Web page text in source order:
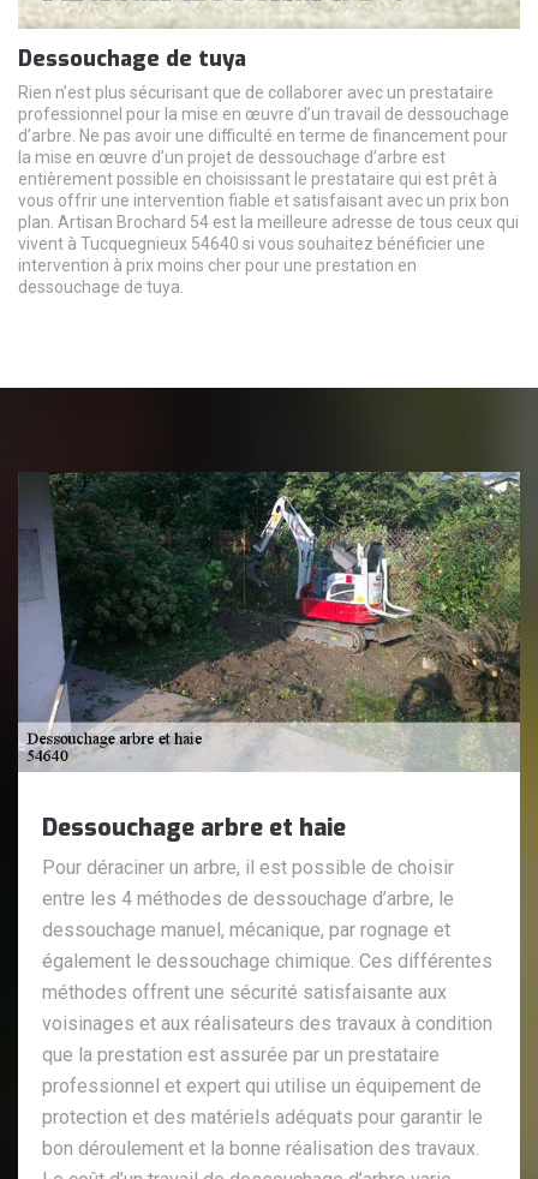
Dessouchage de tuya
Rien n’est plus sécurisant que de collaborer avec un prestataire
professionnel pour la mise en œuvre d’un travail de dessouchage
d’arbre. Ne pas avoir une difficulté en terme de financement pour
la mise en œuvre d’un projet de dessouchage d’arbre est
entièrement possible en choisissant le prestataire qui est prêt à
vous offrir une intervention fiable et satisfaisant avec un prix bon
plan. Artisan Brochard 54 est la meilleure adresse de tous ceux qui
vivent à Tucquegnieux 54640 si vous souhaitez bénéficier une
intervention à prix moins cher pour une prestation en
dessouchage de tuya.
Dessouchage arbre et haie
Pour déraciner un arbre, il est possible de choisir
entre les 4 méthodes de dessouchage d’arbre, le
dessouchage manuel, mécanique, par rognage et
également le dessouchage chimique. Ces différentes
méthodes offrent une sécurité satisfaisante aux
voisinages et aux réalisateurs des travaux à condition
que la prestation est assurée par un prestataire
professionnel et expert qui utilise un équipement de
protection et des matériels adéquats pour garantir le
bon déroulement et la bonne réalisation des travaux.